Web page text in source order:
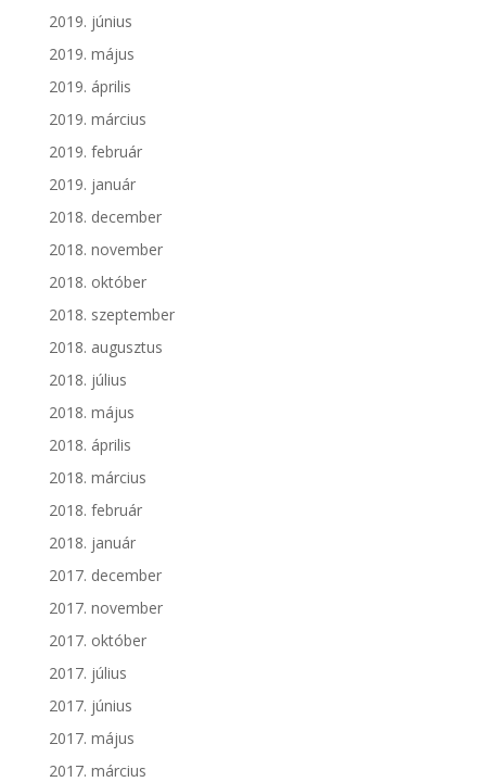
2019. június
2019. május
2019. április
2019. március
2019. február
2019. január
2018. december
2018. november
2018. október
2018. szeptember
2018. augusztus
2018. július
2018. május
2018. április
2018. március
2018. február
2018. január
2017. december
2017. november
2017. október
2017. július
2017. június
2017. május
2017. március